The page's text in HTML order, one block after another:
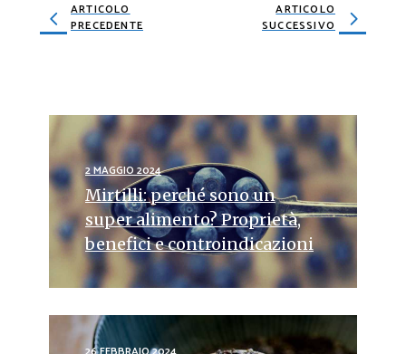
ARTICOLO
PRECEDENTE
ARTICOLO
SUCCESSIVO
2 MAGGIO 2024
Mirtilli: perché sono un
super alimento? Proprietà,
benefici e controindicazioni